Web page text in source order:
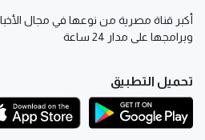
أكبر قناة مصرية من نوعها في مجال
وبرامجها على مدار 24 ساعة
تحميل التطبيق